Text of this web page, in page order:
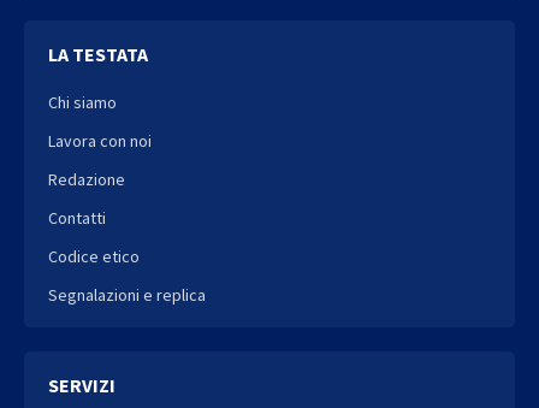
LA TESTATA
Chi siamo
Lavora con noi
Redazione
Contatti
Codice etico
Segnalazioni e replica
SERVIZI